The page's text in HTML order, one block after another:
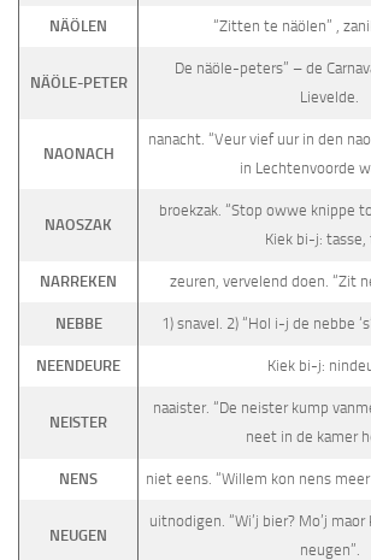
NÄÖLEN “Zitten te näölen” ,
NÄÖLE-PETER
De näöle-peters” – de
Lievelde.
NAONACH
nanacht. “Veur vief uur in den
in Lechtenvoorde
NAOSZAK
broekzak. “Stop owwe knippe
Kiek bi-j: tasse,
NARREKEN zeuren, vervelend doen. “Zit
NEBBE 1) snavel. 2) “Hol i-j de nebbe
NEENDEURE Kiek bi-j:
NEISTER
naaister. “De neister kump
neet in de kamer
NENS niet eens. “Willem kon nens
NEUGEN
uitnodigen. “Wi’j bier? Mo’j
neugen”.